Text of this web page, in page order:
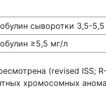
сыворотки 3,5-
≥5,5 мг/л
(revised ISS;
хромосомных